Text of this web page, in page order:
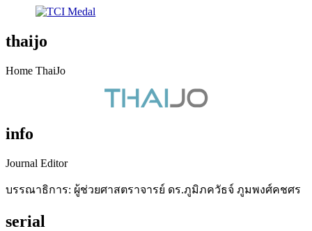
thaijo
Home ThaiJo
info
Journal Editor
บรรณาธิการ: ผู้ช่วยศาสตราจารย์ ดร.ภูมิภควัธจ์ ภูมพงศ์คชศร
serial